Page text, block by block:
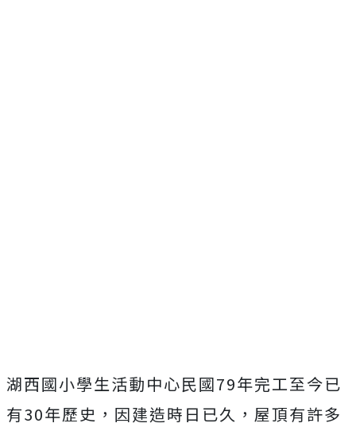
湖西國小學生活動中心民國79年完工至今已
有30年歷史，因建造時日已久，屋頂有許多